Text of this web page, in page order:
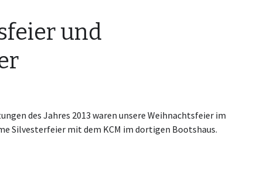
und
des Jahres 2013 waren unsere Weihnachtsfeier im
Silvesterfeier mit dem KCM im dortigen Bootshaus.